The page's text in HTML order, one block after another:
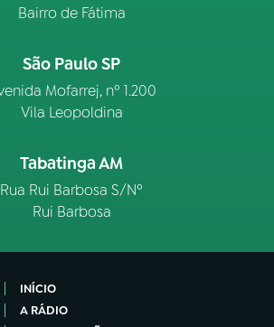
Bairro de Fátima
São Paulo SP
Mofarrej, nº 1.200
Vila Leopoldina
Tabatinga AM
Rua Rui Barbosa S/Nº
Rui Barbosa
INÍCIO
A RÁDIO